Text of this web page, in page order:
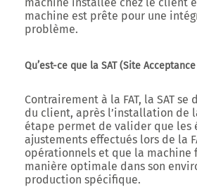
machine est prête pour une
problème.
Qu’est-ce que la SAT (Site
Contrairement à la FAT, la SAT se
du client, après l’installation de
étape permet de valider que les
ajustements effectués lors de la
opérationnels et que la machine
manière optimale dans son
production spécifique.